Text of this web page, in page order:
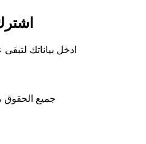
ادخل بياناتك
جميع الحقوق